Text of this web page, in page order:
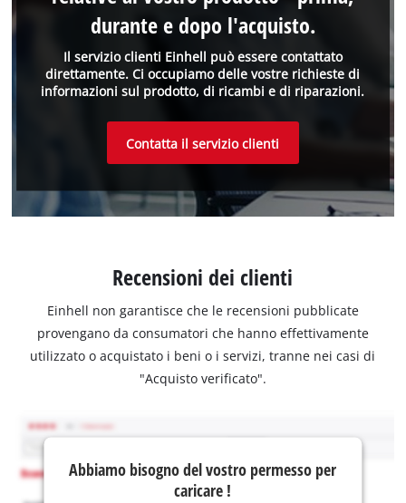
Il servizio clienti Einhell può essere contattato
direttamente. Ci occupiamo delle vostre richieste di
informazioni sul prodotto, di ricambi e di riparazioni.
durante e dopo l'acquisto.
Contatta il servizio clienti
Recensioni dei clienti
Einhell non garantisce che le recensioni pubblicate
provengano da consumatori che hanno effettivamente
utilizzato o acquistato i beni o i servizi, tranne nei casi di
"Acquisto verificato".
Abbiamo bisogno del vostro permesso per
caricare !